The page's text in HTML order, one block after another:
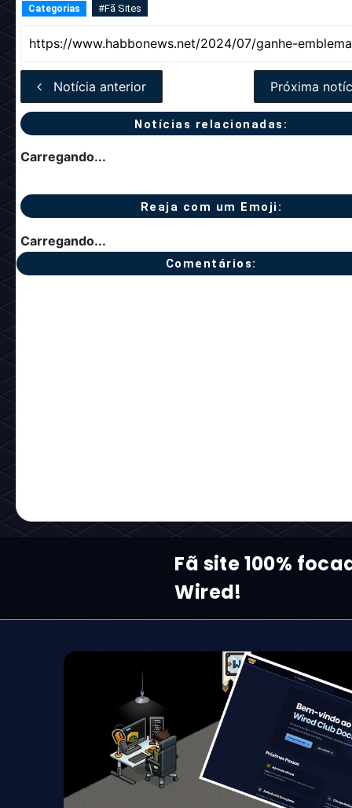
Categorias #Fã Sites
Notícia anterior Próxima
Notícias relacionadas:
Carregando...
Reaja com um Emoji:
Carregando...
Comentários:
Fã site 100%
Wired!